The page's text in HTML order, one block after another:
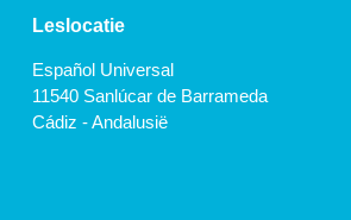
Leslocatie
Español Universal
11540 Sanlúcar de Barrameda
Cádiz - Andalusië